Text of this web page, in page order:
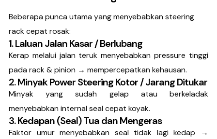
Beberapa punca utama yang menyebabkan steering
rack cepat rosak:
1. Laluan Jalan Kasar / Berlubang
Kerap melalui jalan teruk menyebabkan pressure tinggi
pada rack & pinion → mempercepatkan kehausan.
2. Minyak Power Steering Kotor / Jarang Ditukar
Minyak yang sudah gelap atau berkeladak
menyebabkan internal seal cepat koyak.
3. Kedapan (Seal) Tua dan Mengeras
Faktor umur menyebabkan seal tidak lagi kedap →